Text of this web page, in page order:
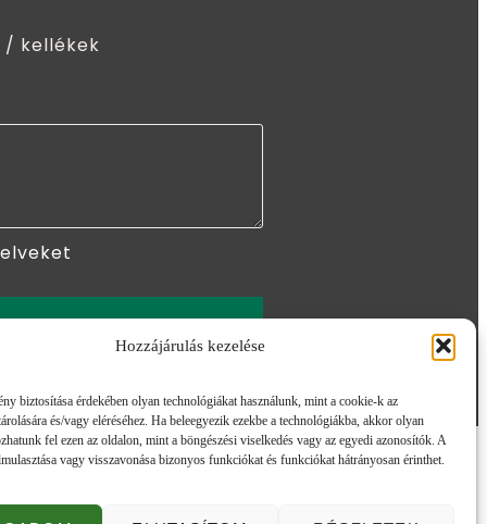
Hozzájárulás kezelése
biztosítása érdekében olyan technológiákat használunk, mint a cookie-k az
és/vagy eléréséhez. Ha beleegyezik ezekbe a technológiákba, akkor olyan
fel ezen az oldalon, mint a böngészési viselkedés vagy az egyedi azonosítók. A
vagy visszavonása bizonyos funkciókat és funkciókat hátrányosan érinthet.
/ kellékek